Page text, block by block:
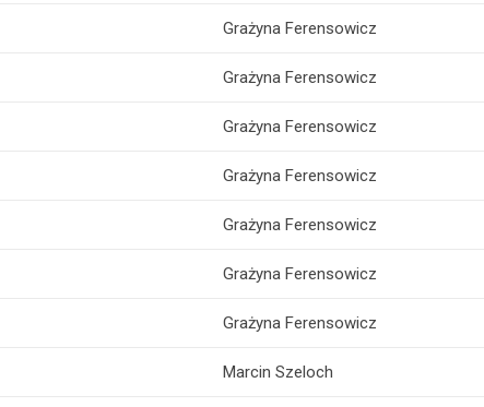
Grażyna Ferensowicz
Grażyna Ferensowicz
Grażyna Ferensowicz
Grażyna Ferensowicz
Grażyna Ferensowicz
Grażyna Ferensowicz
Grażyna Ferensowicz
Marcin Szeloch